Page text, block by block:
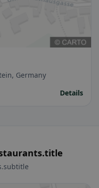
Germany
Details